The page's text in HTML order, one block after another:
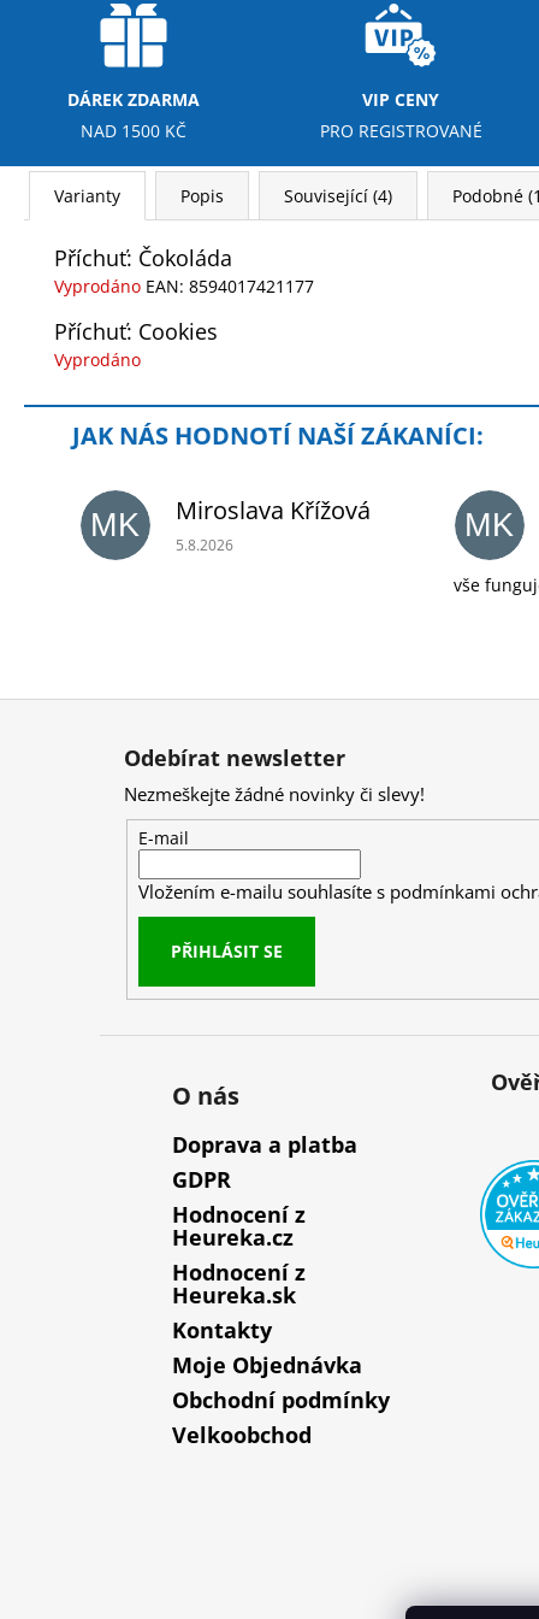
DÁREK ZDARMA
NAD 1500 KČ
VIP CENY
PRO REGISTROVANÉ
Varianty Popis Související (4) Podobné
Příchuť: Čokoláda
Vyprodáno EAN: 8594017421177
Příchuť: Cookies
Vyprodáno
MK Miroslava Křížová
Hodnocení obchodu je 5 z 5 hvězdiček.
5.8.2026
MK
vše
Z
Odebírat newsletter
Nezmeškejte žádné novinky či slevy!
E-mail
Vložením e-mailu souhlasíte s podmínkami
PŘIHLÁSIT SE
O nás
Doprava a platba
GDPR
Hodnocení z
Heureka.cz
Hodnocení z
Heureka.sk
Kontakty
Moje Objednávka
Obchodní podmínky
Velkoobchod